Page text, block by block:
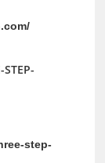
step-